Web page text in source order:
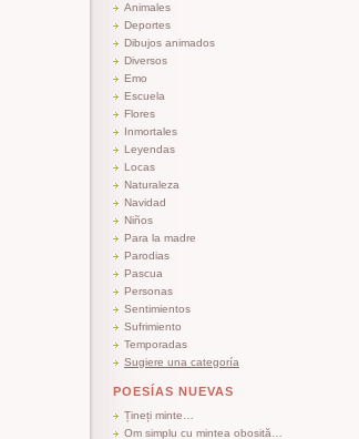
Animales
Deportes
Dibujos animados
Diversos
Emo
Escuela
Flores
Inmortales
Leyendas
Locas
Naturaleza
Navidad
Niños
Para la madre
Parodias
Pascua
Personas
Sentimientos
Sufrimiento
Temporadas
Sugiere una categoría
POESÍAS NUEVAS
Țineți minte…
Om simplu cu mintea obosită…